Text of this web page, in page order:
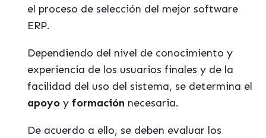
el proceso de selección del mejor software
ERP.
Dependiendo del nivel de conocimiento y
experiencia de los usuarios finales y de la
facilidad del uso del sistema, se determina el
apoyo y formación necesaria.
De acuerdo a ello, se deben evaluar los